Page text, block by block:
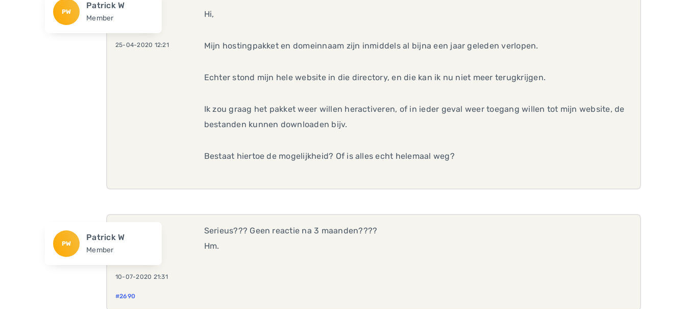
PW
Patrick W
Member
25-04-2020 12:21
Hi,
Mijn hostingpakket en domeinnaam zijn inmiddels al bijna een jaar geleden verlopen.
Echter stond mijn hele website in die directory, en die kan ik nu niet meer terugkrijgen.
Ik zou graag het pakket weer willen heractiveren, of in ieder geval weer toegang willen tot mijn website, de
bestanden kunnen downloaden bijv.
Bestaat hiertoe de mogelijkheid? Of is alles echt helemaal weg?
PW
Patrick W
Member
10-07-2020 21:31
#2690
Serieus??? Geen reactie na 3 maanden????
Hm.